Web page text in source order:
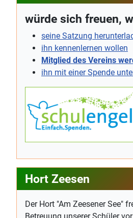
würde sich freuen,
seine Satzung
ihn kennenlernen wollen
Mitglied des Vereins
ihn mit einer Spende
Hort Zeesen
Der Hort "Am Zeesener See"